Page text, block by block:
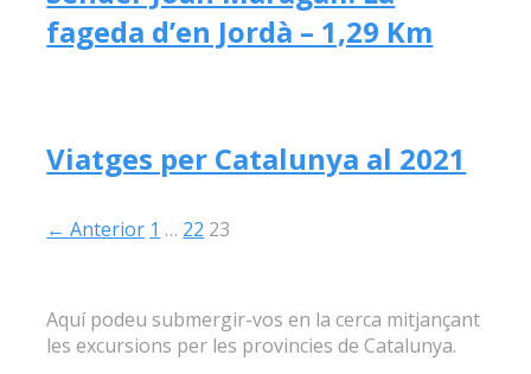
fageda d’en Jordà – 1,29 Km
Viatges per Catalunya al 2021
← Anterior 1 … 22 23
Aquí podeu submergir-vos en la cerca mitjançant
les excursions per les provincies de Catalunya.